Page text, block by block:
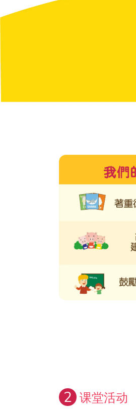
2 课堂活动